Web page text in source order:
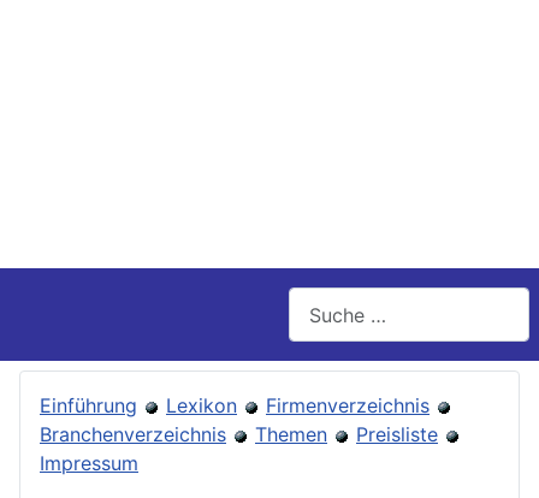
Einführung Lexikon
Firmenverzeichnis
Branchenverzeichnis
Themen
Preisliste
Impressum